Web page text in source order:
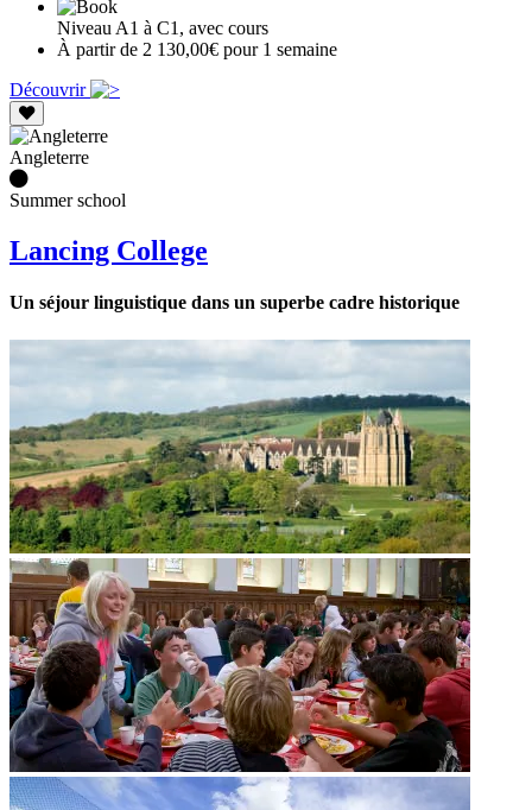
Niveau A1 à C1, avec cours
À partir de 2 130,00€ pour 1 semaine
Découvrir
Angleterre
Summer school
Lancing College
Un séjour linguistique dans un superbe cadre historique